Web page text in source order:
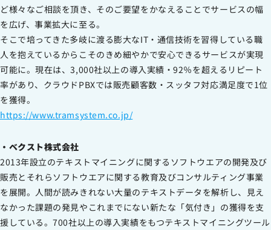
ど様々なご相談を頂き、そのご要望をかなえることでサービスの幅
を広げ、事業拡大に至る。
そこで培ってきた多岐に渡る膨大なIT・通信技術を習得している職
人を抱えているからこそのきめ細やかで安心できるサービスが実現
可能に。現在は、3,000社以上の導入実績・92％を超えるリピート
率があり、クラウドPBXでは販売顧客数・スッタフ対応満足度で1位
を獲得。
https://www.tramsystem.co.jp/
・ベクスト株式会社
2013年設立のテキストマイニングに関するソフトウエアの開発及び
販売とそれらソフトウエアに関する教育及びコンサルティング事業
を展開。人間が読みきれない大量のテキストデータを解析し、見え
なかった課題の発見やこれまでにない新たな「気付き」の獲得を支
援している。700社以上の導入実績をもつテキストマイニングツール